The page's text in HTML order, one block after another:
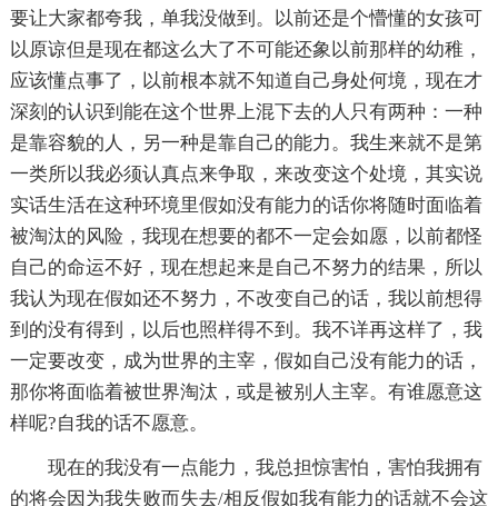
要让大家都夸我，单我没做到。以前还是个懵懂的女孩可
以原谅但是现在都这么大了不可能还象以前那样的幼稚，
应该懂点事了，以前根本就不知道自己身处何境，现在才
深刻的认识到能在这个世界上混下去的人只有两种：一种
是靠容貌的人，另一种是靠自己的能力。我生来就不是第
一类所以我必须认真点来争取，来改变这个处境，其实说
实话生活在这种环境里假如没有能力的话你将随时面临着
被淘汰的风险，我现在想要的都不一定会如愿，以前都怪
自己的命运不好，现在想起来是自己不努力的结果，所以
我认为现在假如还不努力，不改变自己的话，我以前想得
到的没有得到，以后也照样得不到。我不详再这样了，我
一定要改变，成为世界的主宰，假如自己没有能力的话，
那你将面临着被世界淘汰，或是被别人主宰。有谁愿意这
样呢?自我的话不愿意。
现在的我没有一点能力，我总担惊害怕，害怕我拥有
的将会因为我失败而失去/相反假如我有能力的话就不会这